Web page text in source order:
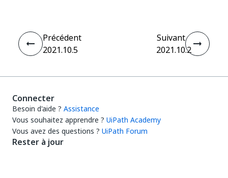
Précédent
2021.10.5
Suivant
2021.10.2
Connecter
Besoin d'aide ? Assistance
Vous souhaitez apprendre ? UiPath Academy
Vous avez des questions ? UiPath Forum
Rester à jour